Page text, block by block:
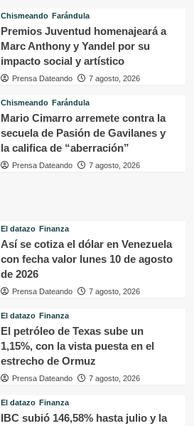
Chismeando Farándula
Premios Juventud homenajeará a
Marc Anthony y Yandel por su
impacto social y artístico
Prensa Dateando 7 agosto, 2026
Chismeando Farándula
Mario Cimarro arremete contra la
secuela de Pasión de Gavilanes y
la califica de “aberración”
Prensa Dateando 7 agosto, 2026
El datazo Finanza
Así se cotiza el dólar en Venezuela
con fecha valor lunes 10 de agosto
de 2026
Prensa Dateando 7 agosto, 2026
El datazo Finanza
El petróleo de Texas sube un
1,15%, con la vista puesta en el
estrecho de Ormuz
Prensa Dateando 7 agosto, 2026
El datazo Finanza
IBC subió 146,58% hasta julio y la